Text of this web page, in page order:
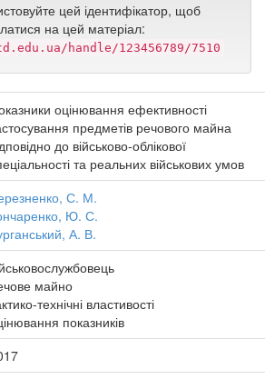
цей ідентифікатор, щоб
на цей матеріал:
handle/123456789/7510
оцінювання ефективності
предметів речового майна
до військово-облікової
та реальних військових умов
С. М.
Ю. С.
А. В.
майно
технічні властивості
показників